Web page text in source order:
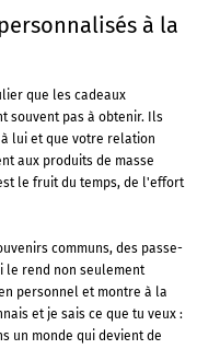
à la
que les cadeaux
souvent pas à obtenir. Ils
lui et que votre relation
aux produits de masse
le fruit du temps, de l'effort
communs, des passe-
le rend non seulement
personnel et montre à la
et je sais ce que tu veux :
un monde qui devient de